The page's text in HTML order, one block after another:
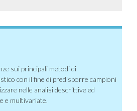
sui principali metodi di
con il fine di predisporre campioni
nelle analisi descrittive ed
e multivariate.